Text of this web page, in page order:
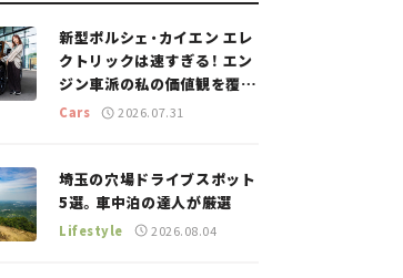
新型ポルシェ・カイエン エレ
クトリックは速すぎる！ エン
ジン車派の私の価値観を覆し
た、新しいポルシェの走り。
Cars 2026.07.31
埼玉の穴場ドライブスポット
5選。車中泊の達人が厳選
Lifestyle 2026.08.04